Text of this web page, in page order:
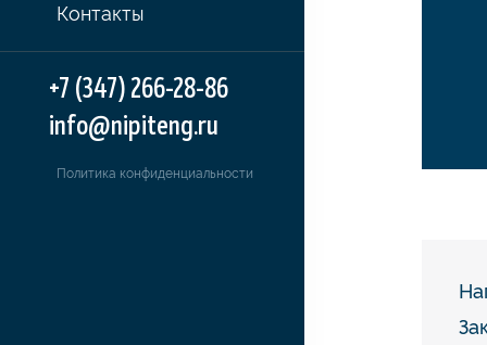
Контакты
+7 (347) 266-28-86
info@nipiteng.ru
Политика конфиденциальности